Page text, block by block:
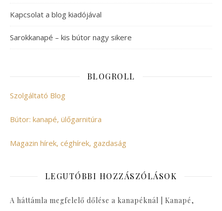
Kapcsolat a blog kiadójával
Sarokkanapé – kis bútor nagy sikere
BLOGROLL
Szolgáltató Blog
Bútor: kanapé, ülőgarnitúra
Magazin hírek, céghírek, gazdaság
LEGUTÓBBI HOZZÁSZÓLÁSOK
A háttámla megfelelő dőlése a kanapéknál | Kanapé,